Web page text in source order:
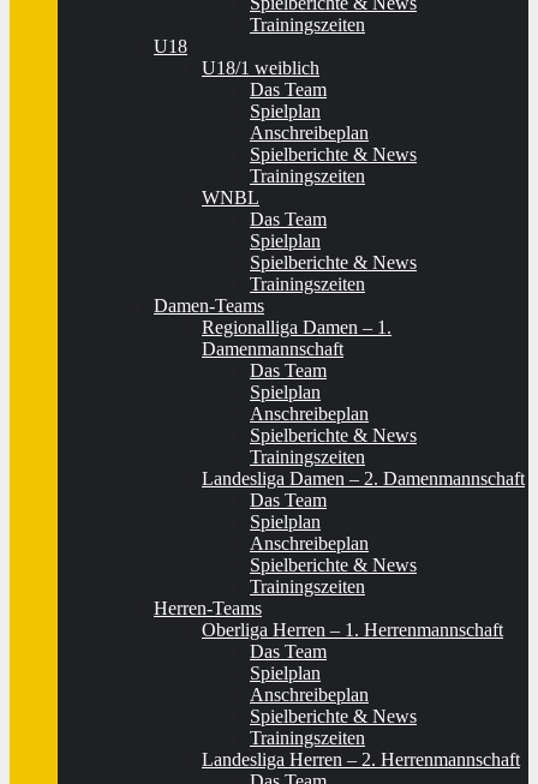
Trainingszeiten
U18
U18/1 weiblich
Das Team
Spielplan
Anschreibeplan
Spielberichte & News
Trainingszeiten
WNBL
Das Team
Spielplan
Spielberichte & News
Trainingszeiten
Damen-Teams
Regionalliga Damen – 1.
Damenmannschaft
Das Team
Spielplan
Anschreibeplan
Spielberichte & News
Trainingszeiten
Landesliga Damen – 2. Damenmannschaft
Das Team
Spielplan
Anschreibeplan
Spielberichte & News
Trainingszeiten
Herren-Teams
Oberliga Herren – 1. Herrenmannschaft
Das Team
Spielplan
Anschreibeplan
Spielberichte & News
Trainingszeiten
Landesliga Herren – 2. Herrenmannschaft